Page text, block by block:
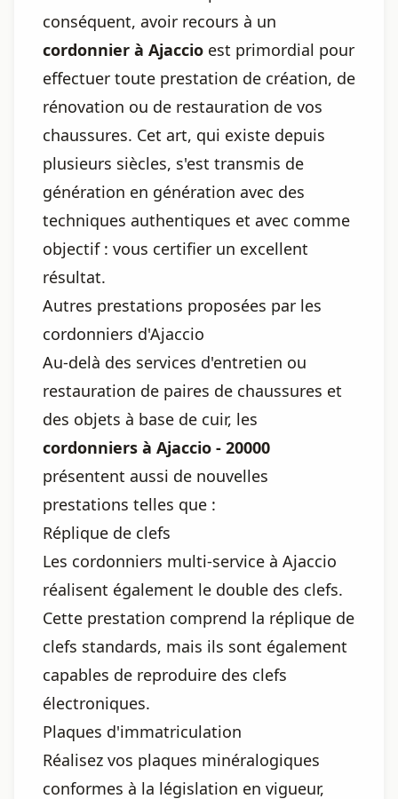
conséquent, avoir recours à un
cordonnier à Ajaccio est primordial pour
effectuer toute prestation de création, de
rénovation ou de restauration de vos
chaussures. Cet art, qui existe depuis
plusieurs siècles, s'est transmis de
génération en génération avec des
techniques authentiques et avec comme
objectif : vous certifier un excellent
résultat.
Autres prestations proposées par les
cordonniers d'Ajaccio
Au-delà des services d'entretien ou
restauration de paires de chaussures et
des objets à base de cuir, les
cordonniers à Ajaccio - 20000
présentent aussi de nouvelles
prestations telles que :
Réplique de clefs
Les cordonniers multi-service à Ajaccio
réalisent également le double des clefs.
Cette prestation comprend la réplique de
clefs standards, mais ils sont également
capables de reproduire des clefs
électroniques.
Plaques d'immatriculation
Réalisez vos plaques minéralogiques
conformes à la législation en vigueur,